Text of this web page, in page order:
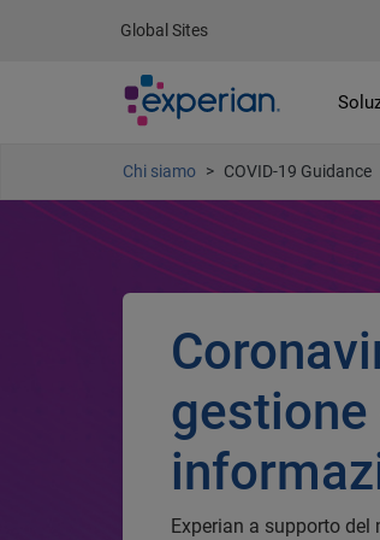
Global Sites
Chi siamo COVID-19 Guidance
gestione
Experian a supporto del